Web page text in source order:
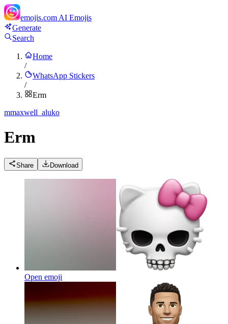
emojis.com AI Emojis
Generate
Search
Home
/
WhatsApp Stickers
/
Erm
mmaxwell_aluko
Erm
Share Download
Open emoji